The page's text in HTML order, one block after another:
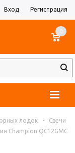
Вход Регистрация
0
лодок -
Свечи
Champion QC12GMC